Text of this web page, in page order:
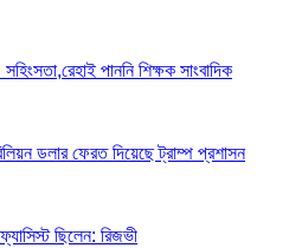
পাননি শিক্ষক সাংবাদিক
ডলার ফেরত দিয়েছে ট্রাম্প প্রশাসন
ছিলেন: রিজভী